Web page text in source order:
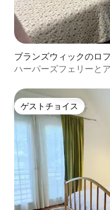
ブランズウィックのロ
ハーパーズフェリーと
ゲストチョイス
ゲストチョイス